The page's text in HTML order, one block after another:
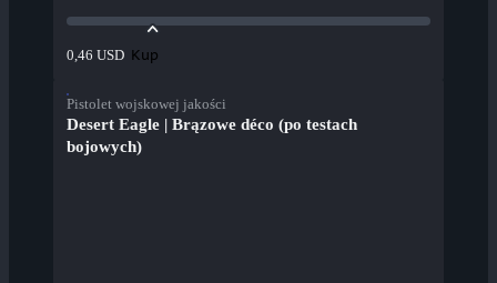
0,46 USD Kup
Pistolet wojskowej jakości
Desert Eagle | Brązowe déco (po testach
bojowych)